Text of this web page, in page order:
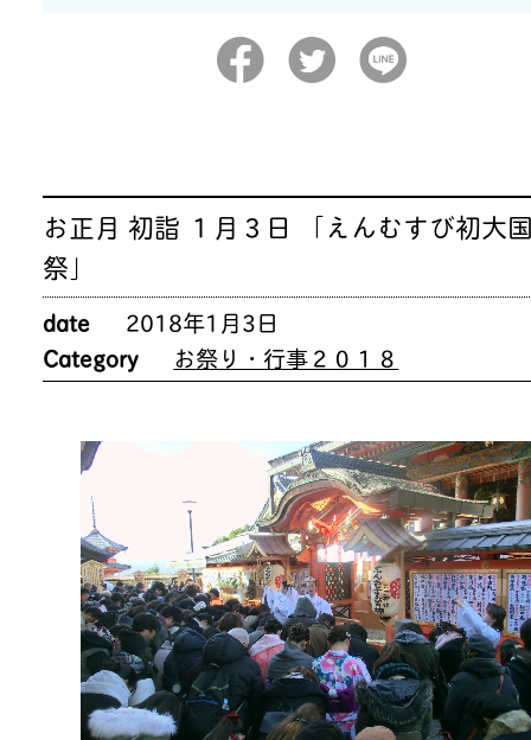
お正月 初詣 １月３日 「えんむすび初大
祭」
date
2018年1月3日
Category
お祭り・行事２０１８